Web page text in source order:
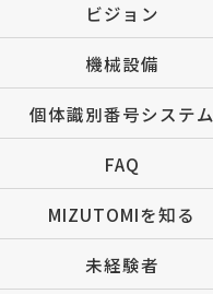
ビジョン
機械設備
個体識別番号システム
FAQ
MIZUTOMIを知る
未経験者